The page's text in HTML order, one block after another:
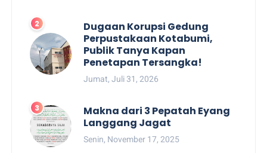
Dugaan Korupsi Gedung
Perpustakaan Kotabumi,
Publik Tanya Kapan
Penetapan Tersangka!
Jumat, Juli 31, 2026
Makna dari 3 Pepatah Eyang
Langgang Jagat
Senin, November 17, 2025